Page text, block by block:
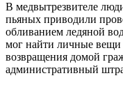
В медвытрезвителе
пьяных приводили
обливанием ледяной
мог найти личные
возвращения домой
административный